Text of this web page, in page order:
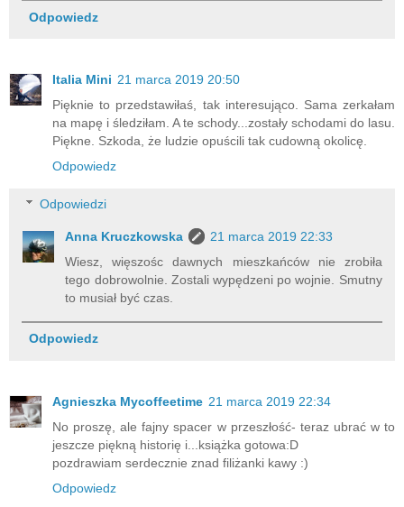
Odpowiedz
Italia Mini 21 marca 2019 20:50
Pięknie to przedstawiłaś, tak interesująco. Sama zerkałam
na mapę i śledziłam. A te schody...zostały schodami do lasu.
Piękne. Szkoda, że ludzie opuścili tak cudowną okolicę.
Odpowiedz
Odpowiedzi
Anna Kruczkowska
21 marca 2019 22:33
Wiesz, więszośc dawnych mieszkańców nie zrobiła
tego dobrowolnie. Zostali wypędzeni po wojnie. Smutny
to musiał być czas.
Odpowiedz
Agnieszka Mycoffeetime 21 marca 2019 22:34
No proszę, ale fajny spacer w przeszłość- teraz ubrać w to
jeszcze piękną historię i...książka gotowa:D
pozdrawiam serdecznie znad filiżanki kawy :)
Odpowiedz